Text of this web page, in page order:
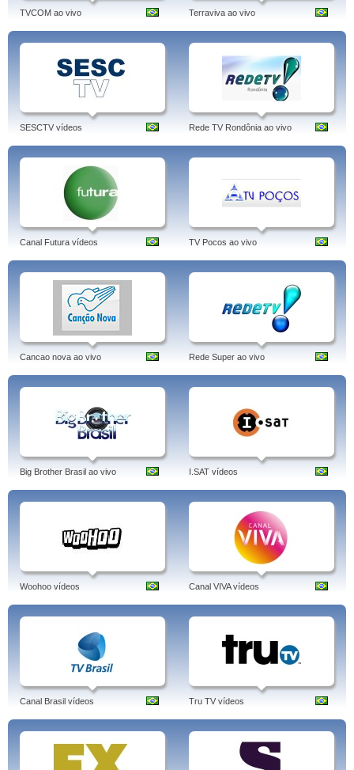
TVCOM ao vivo Terraviva ao vivo
SESCTV vídeos Rede TV Rondônia ao vivo
Canal Futura vídeos TV Pocos ao vivo
Cancao nova ao vivo Rede Super ao vivo
Big Brother Brasil ao vivo I.SAT vídeos
Woohoo vídeos Canal VIVA vídeos
Canal Brasil vídeos Tru TV vídeos